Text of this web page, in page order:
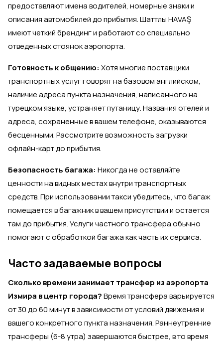
предоставляют имена водителей, номерные знаки и
описания автомобилей до прибытия. Шаттлы HAVAŞ
имеют четкий брендинг и работают со специально
отведенных стоянок аэропорта.
Готовность к общению: Хотя многие поставщики
транспортных услуг говорят на базовом английском,
наличие адреса пункта назначения, написанного на
турецком языке, устраняет путаницу. Названия отелей и
адреса, сохраненные в вашем телефоне, оказываются
бесценными. Рассмотрите возможность загрузки
офлайн-карт до прибытия.
Безопасность багажа: Никогда не оставляйте
ценности на видных местах внутри транспортных
средств. При использовании такси убедитесь, что багаж
помещается в багажник в вашем присутствии и остается
там до прибытия. Услуги частного трансфера обычно
помогают с обработкой багажа как часть их сервиса.
Часто задаваемые вопросы
Сколько времени занимает трансфер из аэропорта
Измира в центр города?Время трансфера варьируется
от 30 до 60 минут в зависимости от условий движения и
вашего конкретного пункта назначения. Раннеутренние
трансферы (6-8 утра) завершаются быстрее, в то время